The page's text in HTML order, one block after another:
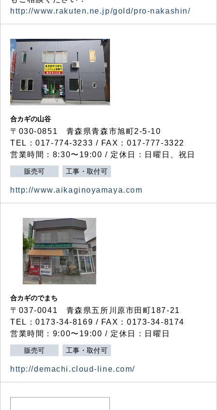
http://www.rakuten.ne.jp/gold/pro-nakashin/
合カギの山谷
〒030-0851 青森県青森市旭町2-5-10
TEL：017-774-3233 / FAX：017-777-3322
営業時間：8:30〜19:00 / 定休日：日曜日、祝日
販売可 工事・取付可
http://www.aikaginoyamaya.com
合カギのでまち
〒037-0041 青森県五所川原市田町187-21
TEL：0173-34-8169 / FAX：0173-34-8174
営業時間：9:00〜19:00 / 定休日：日曜日
販売可 工事・取付可
http://demachi.cloud-line.com/